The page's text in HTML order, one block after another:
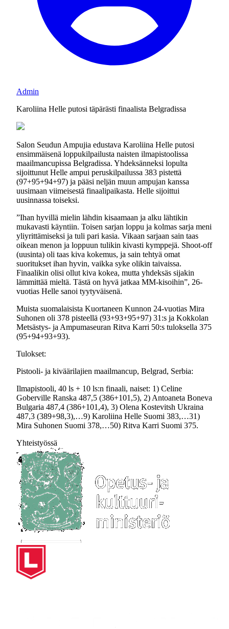
Admin
Karoliina Helle putosi täpärästi finaalista Belgradissa
Salon Seudun Ampujia edustava Karoliina Helle putosi
ensimmäisenä loppukilpailusta naisten ilmapistoolissa
maailmancupissa Belgradissa. Yhdeksänneksi lopulta
sijoittunut Helle ampui peruskilpailussa 383 pistettä
(97+95+94+97) ja pääsi neljän muun ampujan kanssa
uusimaan viimeisestä finaalipaikasta. Helle sijoittui
uusinnassa toiseksi.
”Ihan hyvillä mielin lähdin kisaamaan ja alku lähtikin
mukavasti käyntiin. Toisen sarjan loppu ja kolmas sarja meni
yliyrittämiseksi ja tuli pari kasia. Vikaan sarjaan sain taas
oikean menon ja loppuun tulikin kivasti kymppejä. Shoot-off
(uusinta) oli taas kiva kokemus, ja sain tehtyä omat
suoritukset ihan hyvin, vaikka syke olikin taivaissa.
Finaalikin olisi ollut kiva kokea, mutta yhdeksäs sijakin
lämmittää mieltä. Tästä on hyvä jatkaa MM-kisoihin”, 26-
vuotias Helle sanoi tyytyväisenä.
Muista suomalaisista Kuortaneen Kunnon 24-vuotias Mira
Suhonen oli 378 pisteellä (93+93+95+97) 31:s ja Kokkolan
Metsästys- ja Ampumaseuran Ritva Karri 50:s tuloksella 375
(95+94+93+93).
Tulokset:
Pistooli- ja kiväärilajien maailmancup, Belgrad, Serbia:
Ilmapistooli, 40 ls + 10 ls:n finaali, naiset: 1) Celine
Goberville Ranska 487,5 (386+101,5), 2) Antoaneta Boneva
Bulgaria 487,4 (386+101,4), 3) Olena Kostevitsh Ukraina
487,3 (389+98,3),…9) Karoliina Helle Suomi 383,…31)
Mira Suhonen Suomi 378,…50) Ritva Karri Suomi 375.
Yhteistyössä